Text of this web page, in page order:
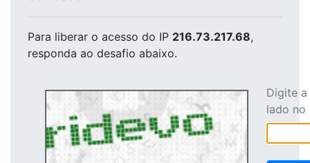
Para liberar o acesso do IP 216.73.217.68,
responda ao desafio abaixo.
Digite
lado no